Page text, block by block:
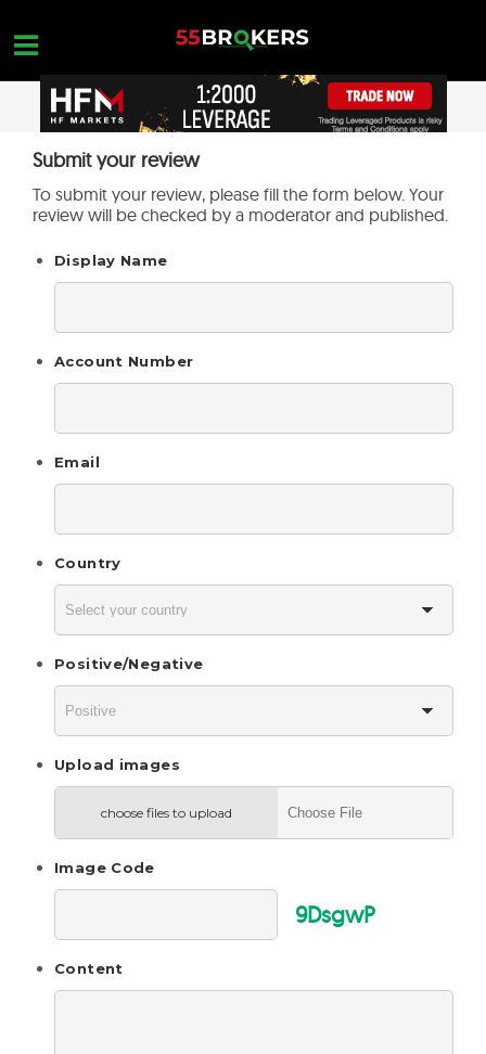
content
STARTSEITE
FOREX BROKER BEWERTUNGEN
FOREX-AUSBILDUNG
HANDELSANFRAGEN
KONTAKTIERE UNS
OPEN A FREE ACCOUNT
Nothing found...
Submit your review
To submit your review, please fill the form below. Your
review will be checked by a moderator and published.
Display Name
Account Number
Email
Country
Positive/Negative
Upload images
choose files to upload
Image Code
9DsgwP
Content